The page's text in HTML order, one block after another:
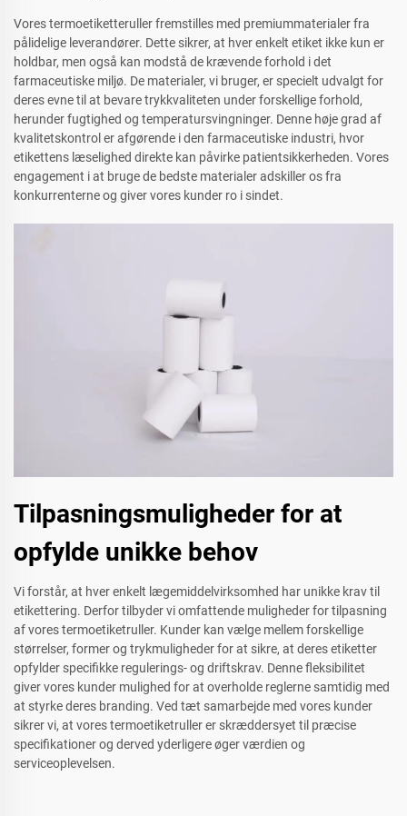
Vores termoetiketteruller fremstilles med premiummaterialer fra
pålidelige leverandører. Dette sikrer, at hver enkelt etiket ikke kun er
holdbar, men også kan modstå de krævende forhold i det
farmaceutiske miljø. De materialer, vi bruger, er specielt udvalgt for
deres evne til at bevare trykkvaliteten under forskellige forhold,
herunder fugtighed og temperatursvingninger. Denne høje grad af
kvalitetskontrol er afgørende i den farmaceutiske industri, hvor
etikettens læselighed direkte kan påvirke patientsikkerheden. Vores
engagement i at bruge de bedste materialer adskiller os fra
konkurrenterne og giver vores kunder ro i sindet.
Tilpasningsmuligheder for at
opfylde unikke behov
Vi forstår, at hver enkelt lægemiddelvirksomhed har unikke krav til
etikettering. Derfor tilbyder vi omfattende muligheder for tilpasning
af vores termoetiketruller. Kunder kan vælge mellem forskellige
størrelser, former og trykmuligheder for at sikre, at deres etiketter
opfylder specifikke regulerings- og driftskrav. Denne fleksibilitet
giver vores kunder mulighed for at overholde reglerne samtidig med
at styrke deres branding. Ved tæt samarbejde med vores kunder
sikrer vi, at vores termoetiketruller er skræddersyet til præcise
specifikationer og derved yderligere øger værdien og
serviceoplevelsen.